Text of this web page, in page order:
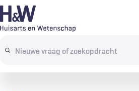
Overslaan
en
de Search
terms
AbonnerenTijdschrift